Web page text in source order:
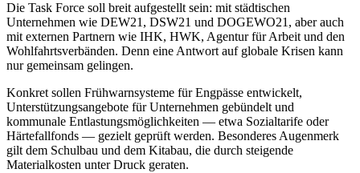
Die Task Force soll breit aufgestellt sein: mit städtischen
Unternehmen wie DEW21, DSW21 und DOGEWO21, aber auch
mit externen Partnern wie IHK, HWK, Agentur für Arbeit und den
Wohlfahrtsverbänden. Denn eine Antwort auf globale Krisen kann
nur gemeinsam gelingen.
Konkret sollen Frühwarnsysteme für Engpässe entwickelt,
Unterstützungsangebote für Unternehmen gebündelt und
kommunale Entlastungsmöglichkeiten — etwa Sozialtarife oder
Härtefallfonds — gezielt geprüft werden. Besonderes Augenmerk
gilt dem Schulbau und dem Kitabau, die durch steigende
Materialkosten unter Druck geraten.